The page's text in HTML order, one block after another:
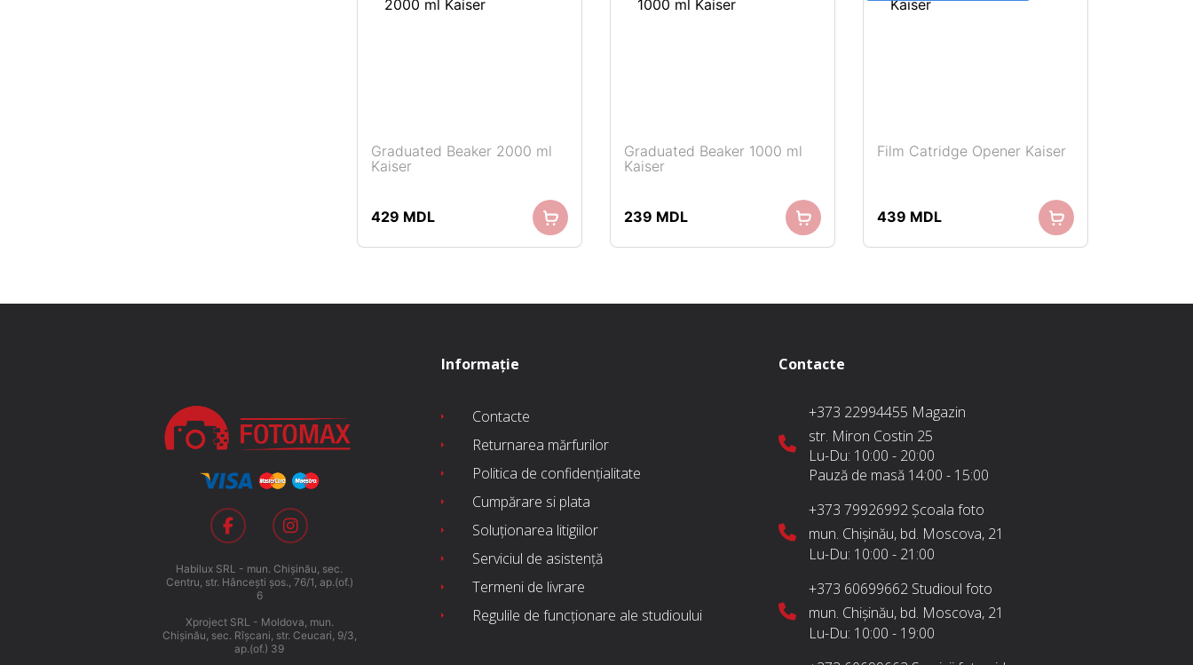
Graduated Beaker 2000 ml
Kaiser
429 MDL
Graduated Beaker 1000 ml
Kaiser
239 MDL
Film Catridge Opener Kaiser
439 MDL
Habilux SRL - mun. Chişinău, sec.
Centru, str. Hânceşti şos., 76/1, ap.(of.)
6
Xproject SRL - Moldova, mun.
Chişinău, sec. Rîşcani, str. Ceucari, 9/3,
ap.(of.) 39
Informație
Contacte
Returnarea mărfurilor
Politica de confidențialitate
Cumpărare si plata
Soluționarea litigiilor
Serviciul de asistență
Termeni de livrare
Regulile de funcționare ale studioului
Contacte
+373 22994455 Magazin
str. Miron Costin 25
Lu-Du: 10:00 - 20:00
Pauză de masă 14:00 - 15:00
+373 79926992 Școala foto
mun. Chișinău, bd. Moscova, 21
Lu-Du: 10:00 - 21:00
+373 60699662 Studioul foto
mun. Chișinău, bd. Moscova, 21
Lu-Du: 10:00 - 19:00